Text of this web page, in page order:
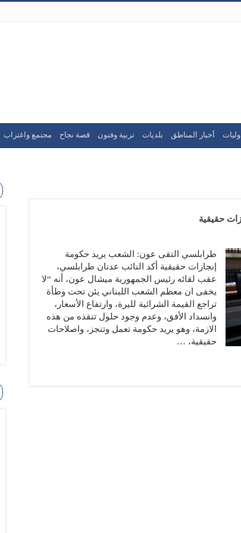
أخبار المناطق بلديات تربية وفنون قصة نجاح مجتمع واغتراب
حقيقية
طرابلسي التقى عون: الشعب يريد حكومة
إنجازات حقيقية أكد النائب ​عدنان طرابلسي​،
عقب لقائه ​رئيس الجمهورية​ ​ميشال عون​، أنه “لا
يخفى ان معظم الشعب ال​لبنان​ي يئن تحت وطأة
تراجع القيمة الشرائية لليرة، وارتفاع الأسعار،
وانسداد الأفق، وعدم وجود حلول تنقذه من هذه
الازمة، وهو يريد حكومة تعمل وتنجز، واصلاحات
حقيقية، …